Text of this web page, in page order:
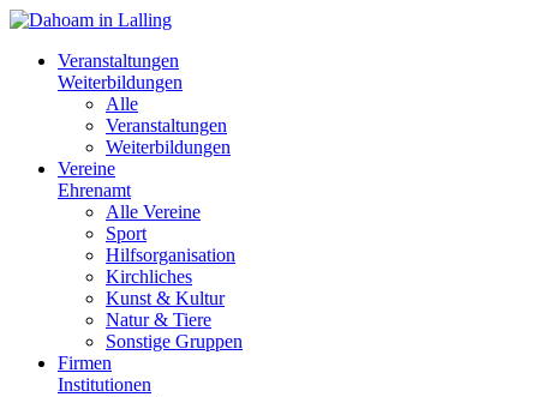
Veranstaltungen
Weiterbildungen
Alle
Veranstaltungen
Weiterbildungen
Vereine
Ehrenamt
Alle Vereine
Sport
Hilfsorganisation
Kirchliches
Kunst & Kultur
Natur & Tiere
Sonstige Gruppen
Firmen
Institutionen